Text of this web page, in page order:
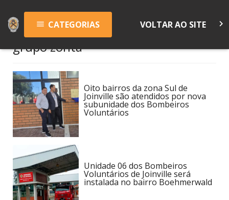
menu CATEGORIAS VOLTAR AO SITE keyboard_arrow_right
grupo zonta
Oito bairros da zona Sul de
Joinville são atendidos por nova
subunidade dos Bombeiros
Voluntários
Unidade 06 dos Bombeiros
Voluntários de Joinville será
instalada no bairro Boehmerwald